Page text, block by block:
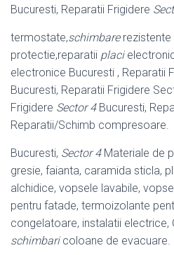
Bucuresti, Reparatii Frigidere
termostate,schimbarerezistente
protectie,reparatii placi
electronice Bucuresti , Reparatii
Bucuresti, Reparatii Frigidere
Frigidere Sector 4Bucuresti,
Reparatii/Schimb compresoare.
Bucuresti, Sector 4Materiale de
gresie, faianta, caramida sticla,
alchidice, vopsele lavabile,
pentru fatade, termoizolante
congelatoare, instalatii electrice,
schimbaricoloane de evacuare.